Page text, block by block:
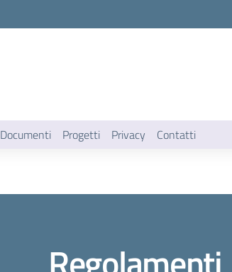
Documenti Progetti Privacy Contatti